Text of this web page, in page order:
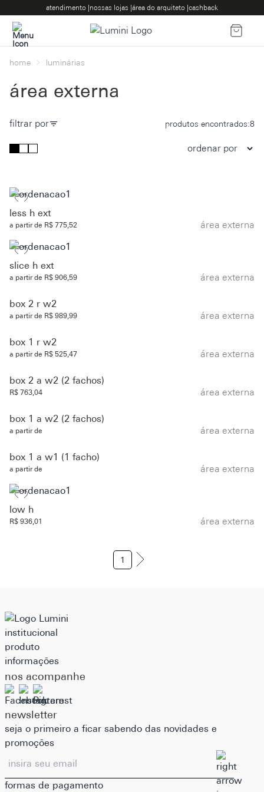
atendimento |nossas lojas |área do arquiteto |cashback
home luminárias
área externa
filtrar por produtos encontrados:8
less h ext
a partir de R$ 775,52 área externa
slice h ext
a partir de R$ 906,59 área externa
box 2 r w2
a partir de R$ 989,99 área externa
box 1 r w2
a partir de R$ 525,47 área externa
box 2 a w2 (2 fachos)
R$ 763,04 área externa
box 1 a w2 (2 fachos)
a partir de área externa
box 1 a w1 (1 facho)
a partir de área externa
low h
R$ 936,01 área externa
1
institucional
produto
informações
nos acompanhe
newsletter
seja o primeiro a ficar sabendo das novidades e
promoções
formas de pagamento